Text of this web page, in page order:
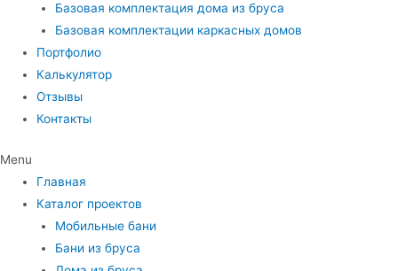
Базовая комплектация дома из бруса
Базовая комплектации каркасных домов
Портфолио
Калькулятор
Отзывы
Контакты
Menu
Главная
Каталог проектов
Мобильные бани
Бани из бруса